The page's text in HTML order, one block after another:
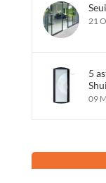
21
5
Shui
09